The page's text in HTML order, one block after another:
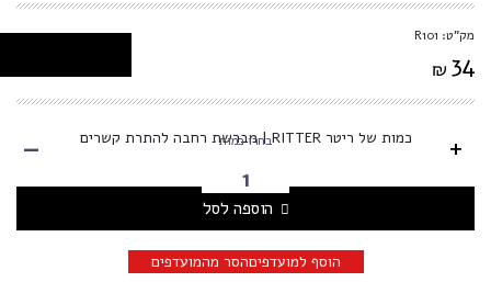
מק"ט: R101
₪ 34
+ כמות של ריטר RITTER | מברשת רחבה להתרת קשרים בחרו כמות -
הוספה לסל
הוסף למועדפיםהסר מהמועדפים